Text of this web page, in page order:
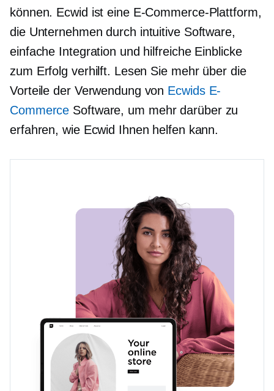
können. Ecwid ist eine E-Commerce-Plattform,
die Unternehmen durch intuitive Software,
einfache Integration und hilfreiche Einblicke
zum Erfolg verhilft. Lesen Sie mehr über die
Vorteile der Verwendung von Ecwids E-
Commerce Software, um mehr darüber zu
erfahren, wie Ecwid Ihnen helfen kann.